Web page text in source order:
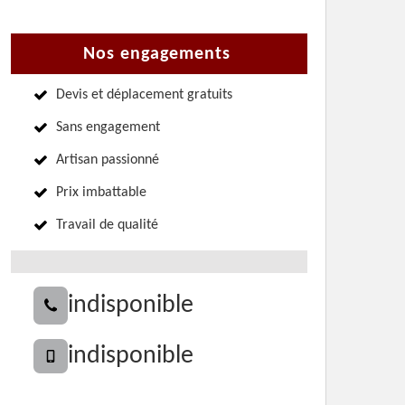
Nos engagements
Devis et déplacement gratuits
Sans engagement
Artisan passionné
Prix imbattable
Travail de qualité
indisponible
indisponible